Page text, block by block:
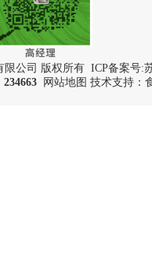
限公司 版权所有 ICP备案号:
234663 网站地图 技术支持：